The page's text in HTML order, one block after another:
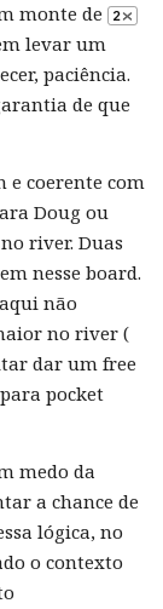
monte de
levar um
paciência.
de que
e coerente com
Doug ou
river. Duas
nesse board.
não
no river (
dar um free
pocket
medo da
a chance de
lógica, no
o contexto